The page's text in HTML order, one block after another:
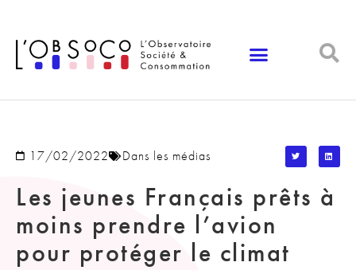
17/02/2022 Dans les médias
Les jeunes Français prêts à
moins prendre l’avion
pour protéger le climat